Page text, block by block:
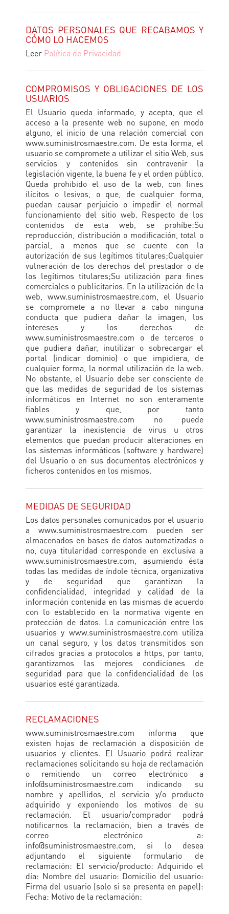
DATOS PERSONALES QUE RECABAMOS Y
CÓMO LO HACEMOS
Leer Política de Privacidad
COMPROMISOS Y OBLIGACIONES DE LOS
USUARIOS
El Usuario queda informado, y acepta, que el
acceso a la presente web no supone, en modo
alguno, el inicio de una relación comercial con
www.suministrosmaestre.com. De esta forma, el
usuario se compromete a utilizar el sitio Web, sus
servicios y contenidos sin contravenir la
legislación vigente, la buena fe y el orden público.
Queda prohibido el uso de la web, con fines
ilícitos o lesivos, o que, de cualquier forma,
puedan causar perjuicio o impedir el normal
funcionamiento del sitio web. Respecto de los
contenidos de esta web, se prohíbe:Su
reproducción, distribución o modificación, total o
parcial, a menos que se cuente con la
autorización de sus legítimos titulares;Cualquier
vulneración de los derechos del prestador o de
los legítimos titulares;Su utilización para fines
comerciales o publicitarios. En la utilización de la
web, www.suministrosmaestre.com, el Usuario
se compromete a no llevar a cabo ninguna
conducta que pudiera dañar la imagen, los
intereses y los derechos de
www.suministrosmaestre.com o de terceros o
que pudiera dañar, inutilizar o sobrecargar el
portal (indicar dominio) o que impidiera, de
cualquier forma, la normal utilización de la web.
No obstante, el Usuario debe ser consciente de
que las medidas de seguridad de los sistemas
informáticos en Internet no son enteramente
fiables y que, por tanto
www.suministrosmaestre.com no puede
garantizar la inexistencia de virus u otros
elementos que puedan producir alteraciones en
los sistemas informáticos (software y hardware)
del Usuario o en sus documentos electrónicos y
ficheros contenidos en los mismos.
MEDIDAS DE SEGURIDAD
Los datos personales comunicados por el usuario
a www.suministrosmaestre.com pueden ser
almacenados en bases de datos automatizadas o
no, cuya titularidad corresponde en exclusiva a
www.suministrosmaestre.com, asumiendo ésta
todas las medidas de índole técnica, organizativa
y de seguridad que garantizan la
confidencialidad, integridad y calidad de la
información contenida en las mismas de acuerdo
con lo establecido en la normativa vigente en
protección de datos. La comunicación entre los
usuarios y www.suministrosmaestre.com utiliza
un canal seguro, y los datos transmitidos son
cifrados gracias a protocolos a https, por tanto,
garantizamos las mejores condiciones de
seguridad para que la confidencialidad de los
usuarios esté garantizada.
RECLAMACIONES
www.suministrosmaestre.com informa que
existen hojas de reclamación a disposición de
usuarios y clientes. El Usuario podrá realizar
reclamaciones solicitando su hoja de reclamación
o remitiendo un correo electrónico a
info@suministrosmaestre.com indicando su
nombre y apellidos, el servicio y/o producto
adquirido y exponiendo los motivos de su
reclamación. El usuario/comprador podrá
notificarnos la reclamación, bien a través de
correo electrónico a:
info@suministrosmaestre.com, si lo desea
adjuntando el siguiente formulario de
reclamación: El servicio/producto: Adquirido el
día: Nombre del usuario: Domicilio del usuario:
Firma del usuario (solo si se presenta en papel):
Fecha: Motivo de la reclamación: